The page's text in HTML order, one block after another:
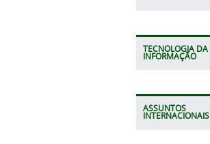
TECNOLOGIA DA
INFORMAÇÃO
ASSUNTOS
INTERNACIONAIS